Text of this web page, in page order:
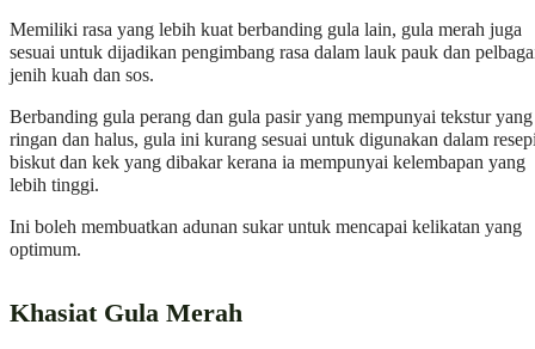
Memiliki rasa yang lebih kuat berbanding gula lain, gula merah juga
sesuai untuk dijadikan pengimbang rasa dalam lauk pauk dan
jenih kuah dan sos.
Berbanding gula perang dan gula pasir yang mempunyai tekstur yang
ringan dan halus, gula ini kurang sesuai untuk digunakan dalam
biskut dan kek yang dibakar kerana ia mempunyai kelembapan yang
lebih tinggi.
Ini boleh membuatkan adunan sukar untuk mencapai kelikatan yang
optimum.
Khasiat Gula Merah